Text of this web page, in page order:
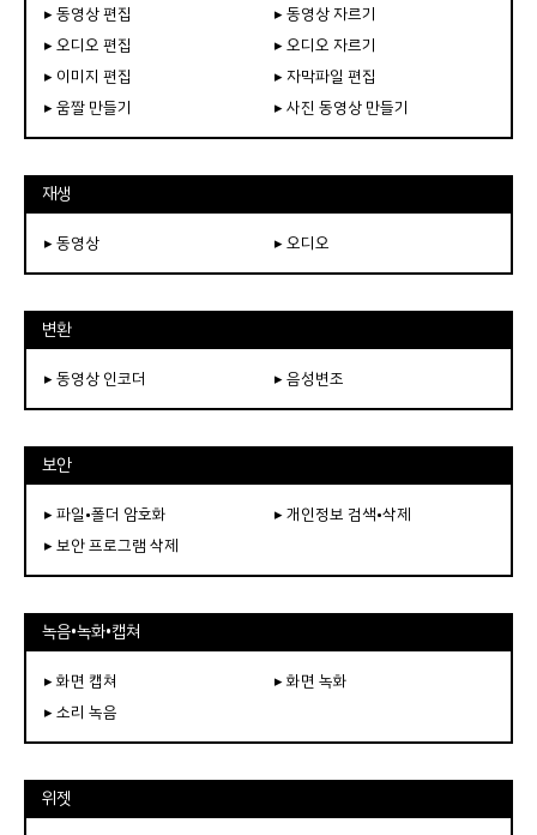
▸ 동영상 편집
▸ 동영상 자르기
▸ 오디오 편집
▸ 오디오 자르기
▸ 이미지 편집
▸ 자막파일 편집
▸ 움짤 만들기
▸ 사진 동영상 만들기
재생
▸ 동영상 ▸ 오디오
변환
▸ 동영상 인코더 ▸ 음성변조
보안
▸ 파일•폴더 암호화
▸ 개인정보 검색•삭제
▸ 보안 프로그램 삭제
녹음•녹화•캡쳐
▸ 화면 캡쳐
▸ 화면 녹화
▸ 소리 녹음
위젯